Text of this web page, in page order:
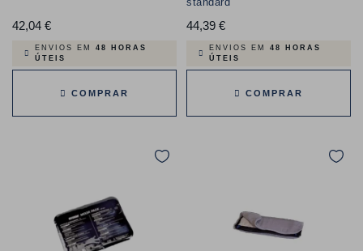
42,04 €Preço
ENVIOS EM 48 HORAS
ÚTEIS
COMPRAR
44,39 €Preço
ENVIOS EM 48 HORAS
ÚTEIS
COMPRAR